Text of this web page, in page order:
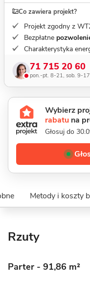
Co zawiera projekt?
Projekt zgodny z
Bezpłatne
Charakterystyka
71 715 20 60
pon.-pt. 8-21, sob. 9-17
Wybierz
rabatu na
Głosuj do
Metody i koszty
Rzuty
Parter - 91,86 m²